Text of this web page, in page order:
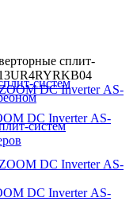
систем
систем
сплит-
DC Inverter AS-
DC Inverter AS-